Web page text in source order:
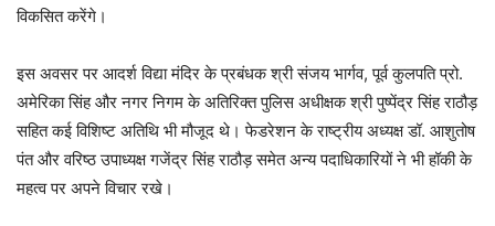
विकसित करेंगे।
इस अवसर पर आदर्श विद्या मंदिर के प्रबंधक श्री संजय भार्गव, पूर्व कुलपति प्रो.
अमेरिका सिंह और नगर निगम के अतिरिक्त पुलिस अधीक्षक श्री पुष्पेंद्र सिंह राठौड़
सहित कई विशिष्ट अतिथि भी मौजूद थे। फेडरेशन के राष्ट्रीय अध्यक्ष डॉ. आशुतोष
पंत और वरिष्ठ उपाध्यक्ष गजेंद्र सिंह राठौड़ समेत अन्य पदाधिकारियों ने भी हॉकी के
महत्व पर अपने विचार रखे।